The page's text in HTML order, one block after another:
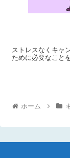
ストレスなくキャ
ために必要なこと
ホーム